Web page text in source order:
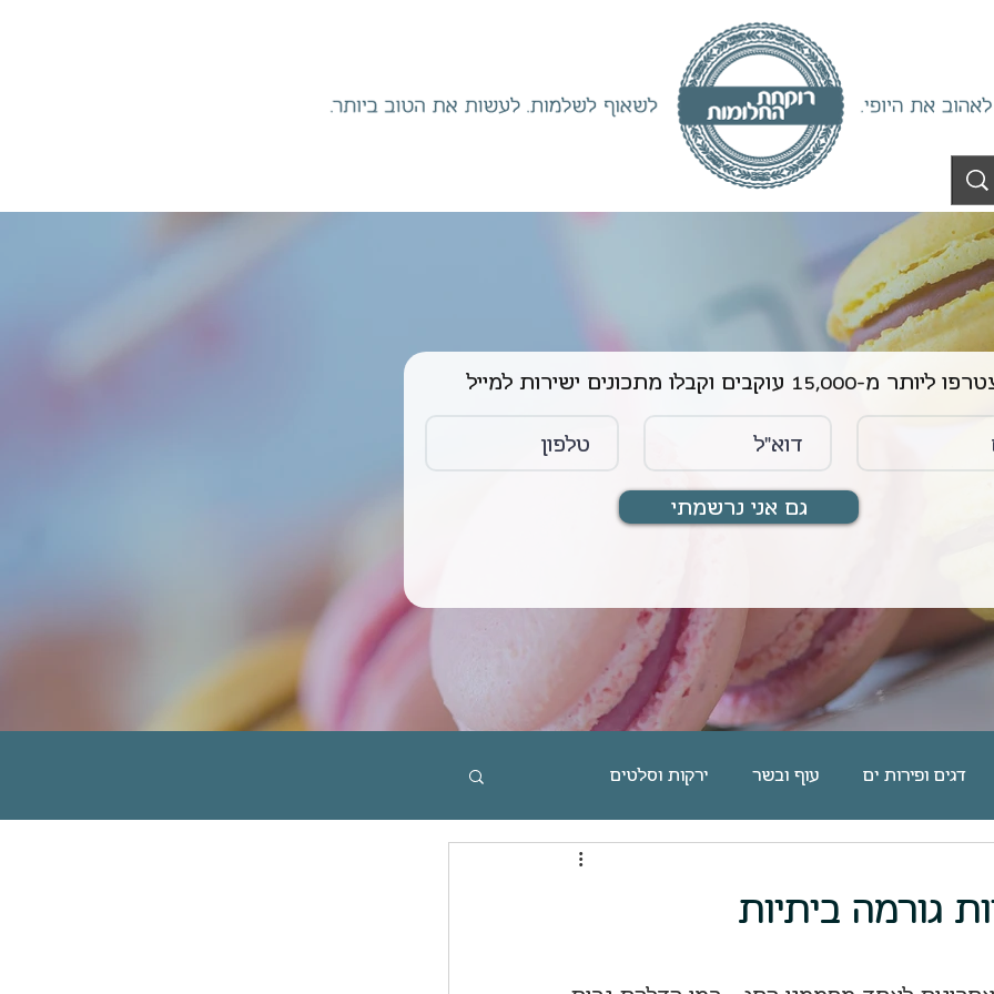
מ-15,000 עוקבים וקבלו מתכונים ישירות למייל
גם אני נרשמתי
דגים ופירות ים עוף ובשר ירקות וסלטים
גורמה ביתיות